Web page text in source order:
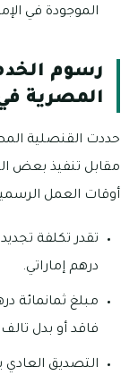
الموجودة في
رسوم
المصرية
حددت القنصلية
مقابل تنفيذ بعض
أوقات العمل
تقدر تكلفة
درهم إماراتي.
مبلغ ثمانمائة
فاقد أو بدل تالف.
التصديق العادي